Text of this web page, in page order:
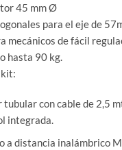
45 mm Ø
para el eje de
mecánicos de fácil
hasta 90 kg.
kit:
tubular con cable de 2,5
integrada.
a distancia inalámbrico